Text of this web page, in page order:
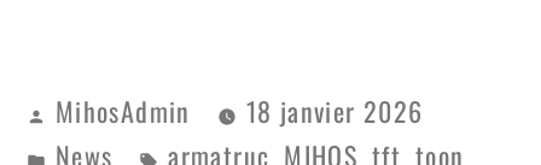
MihosAdmin
18 janvier 2026
News
armatruc, MIHOS,tft,toon